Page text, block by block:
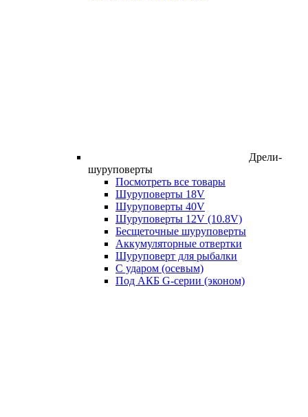
Дрели-
шуруповерты
Посмотреть все товары
Шуруповерты 18V
Шуруповерты 40V
Шуруповерты 12V (10.8V)
Бесщеточные шуруповерты
Аккумуляторные отвертки
Шуруповерт для рыбалки
С ударом (осевым)
Под АКБ G-серии (эконом)